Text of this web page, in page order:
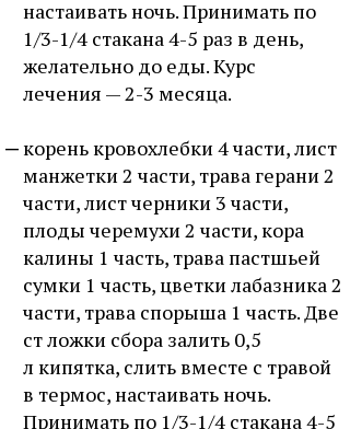
настаивать ночь. Принимать по
1/3-1/4 стакана 4-5 раз в день,
желательно до еды. Курс
лечения — 2-3 месяца.
корень кровохлебки 4 части, лист
манжетки 2 части, трава герани 2
части, лист черники 3 части,
плоды черемухи 2 части, кора
калины 1 часть, трава пастшьей
сумки 1 часть, цветки лабазника 2
части, трава спорыша 1 часть. Две
ст ложки сбора залить 0,5
л кипятка, слить вместе с травой
в термос, настаивать ночь.
Принимать по 1/3-1/4 стакана 4-5